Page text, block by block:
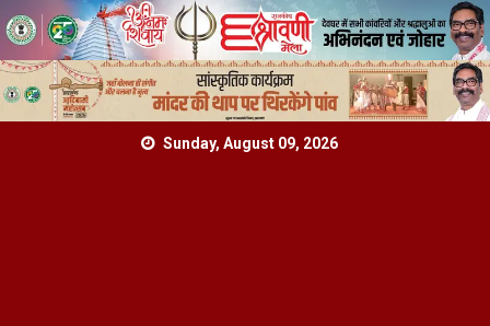
Sunday, August 09, 2026